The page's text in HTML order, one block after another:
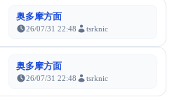
奥多摩方面
26/07/31 22:48 tsrknic
奥多摩方面
26/07/31 22:48 tsrknic